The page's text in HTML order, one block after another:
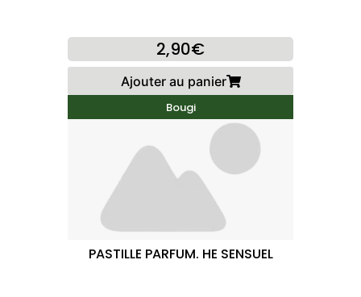
2,90€
Ajouter au panier
Bougi
PASTILLE PARFUM. HE SENSUEL